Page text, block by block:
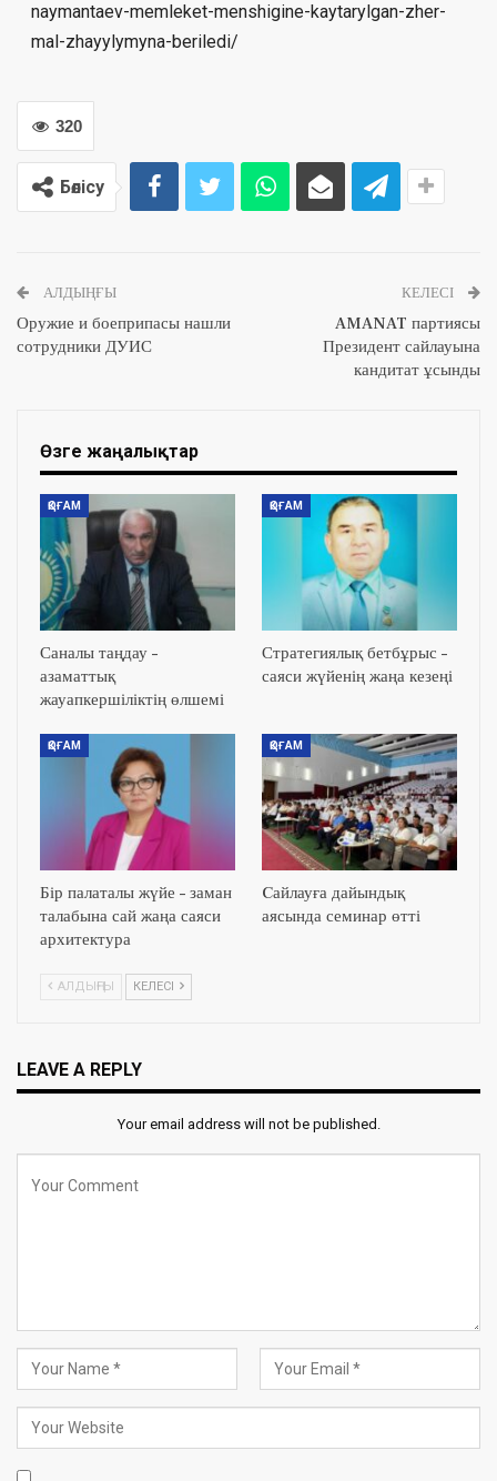
naymantaev-memleket-menshigine-kaytarylgan-zher-
mal-zhayylymyna-beriledi/
320
Бөлісу
АЛДЫҢҒЫ
Оружие и боеприпасы нашли
сотрудники ДУИС
КЕЛЕСІ
AMANAT партиясы
Президент сайлауына
кандитат ұсынды
Өзге жаңалықтар
ҚОҒАМ
Саналы таңдау –
азаматтық
жауапкершіліктің өлшемі
ҚОҒАМ
Стратегиялық бетбұрыс –
саяси жүйенің жаңа кезеңі
ҚОҒАМ
Бір палаталы жүйе – заман
талабына сай жаңа саяси
архитектура
ҚОҒАМ
Cайлауға дайындық
аясында семинар өтті
АЛДЫҢҒЫ КЕЛЕСІ
LEAVE A REPLY
Your email address will not be published.